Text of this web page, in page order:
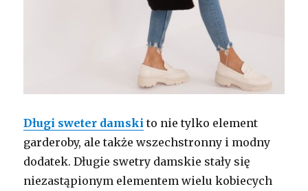
Długi sweter damski to nie tylko element
garderoby, ale także wszechstronny i modny
dodatek. Długie swetry damskie stały się
niezastąpionym elementem wielu kobiecych